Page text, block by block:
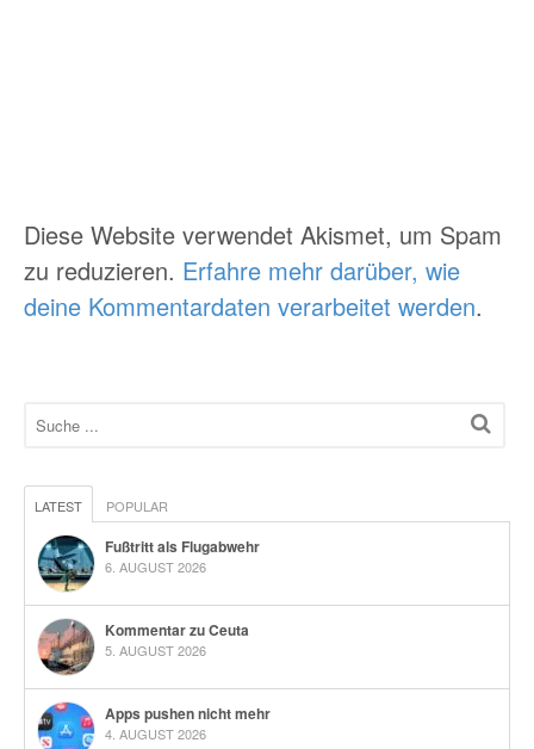
Diese Website verwendet Akismet, um Spam
zu reduzieren. Erfahre mehr darüber, wie
deine Kommentardaten verarbeitet werden.
LATEST POPULAR
Fußtritt als Flugabwehr
6. AUGUST 2026
Kommentar zu Ceuta
5. AUGUST 2026
Apps pushen nicht mehr
4. AUGUST 2026